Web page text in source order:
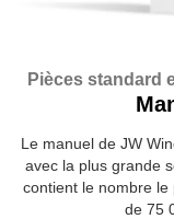
Pièces standard
Le manuel de JW
avec la plus grande
contient le nombre
de 75